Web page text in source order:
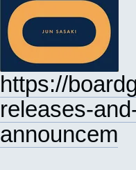
https://
releases-
announcem